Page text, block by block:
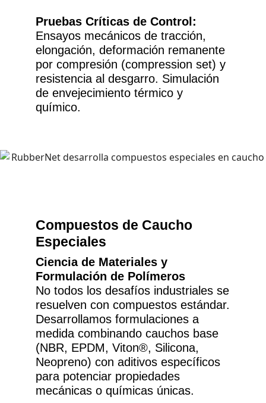
Pruebas Críticas de Control:
Ensayos mecánicos de tracción,
elongación, deformación remanente
por compresión (compression set) y
resistencia al desgarro. Simulación
de envejecimiento térmico y
químico.
Compuestos de Caucho
Especiales
Ciencia de Materiales y
Formulación de Polímeros
No todos los desafíos industriales se
resuelven con compuestos estándar.
Desarrollamos formulaciones a
medida combinando cauchos base
(NBR, EPDM, Viton®, Silicona,
Neopreno) con aditivos específicos
para potenciar propiedades
mecánicas o químicas únicas.